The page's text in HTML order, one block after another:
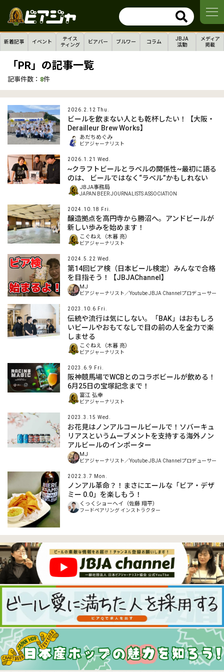
新着記事 イベント
テイス
ティング
ビアバー ブルワー コラム
JBJA
活動
メディア
掲載
「PR」の記事一覧
記事件数： 8件
2026.2.12 Thu.
ビールを飲まない人とも乾杯したい！【大阪・
Derailleur Brew Works】
あだちめぐみ
ビアジャーナリスト
2026.1.21 Wed.
~クラフトビールとラベルの関係性~最初に語る
のは、 ビールではなく“ラベル”かもしれない
JBJA事務局
JAPAN BEER JOURNALISTS ASSOCIATION
2024.10.18 Fri.
醸造拠点を高円寺から勝沼へ。アンドビールが
新しい歩みを始めます！
こぐねえ（木暮 亮）
ビアジャーナリスト
2024.5.22 Wed.
第14回ビア検（日本ビール検定）みんなで合格
を目指そう！【JBJAChannel】
MJ
ビアジャーナリスト／Youtube JBJA Channelプロデューサー
2023.10.6 Fri.
伝統や流行は気にしない。「BAK」はおもしろ
いビールやおもてなしで目の前の人を全力で楽
しませる
こぐねえ（木暮 亮）
ビアジャーナリスト
2023.6.9 Fri.
阪神競馬場でWCBとのコラボビールが飲める！
6月25日の宝塚記念まで！
富江 弘幸
ビアジャーナリスト
2023.3.15 Wed.
お花見はノンアルコールビールで！ソバーキュ
リアスというムーブメントを支持する海外ノン
アルビールのインポーター
MJ
ビアジャーナリスト／Youtube JBJA Channelプロデューサー
2022.3.7 Mon.
ノンアル革命？！まさにエールな「ビア・デザ
ミー 0.0」を楽しもう！
くっくショーヘイ（佐藤 翔平）
フードペアリング インストラクター